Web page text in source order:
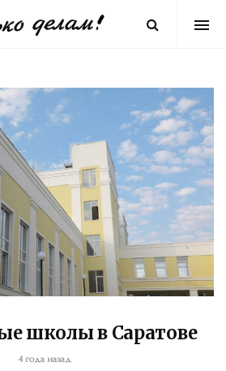
школы в Саратове
4 года назад